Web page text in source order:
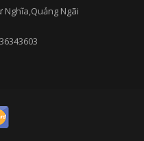
Nghĩa,Quảng Ngãi